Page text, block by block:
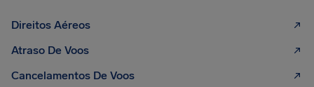
Direitos Aéreos
Atraso De Voos
Cancelamentos De Voos